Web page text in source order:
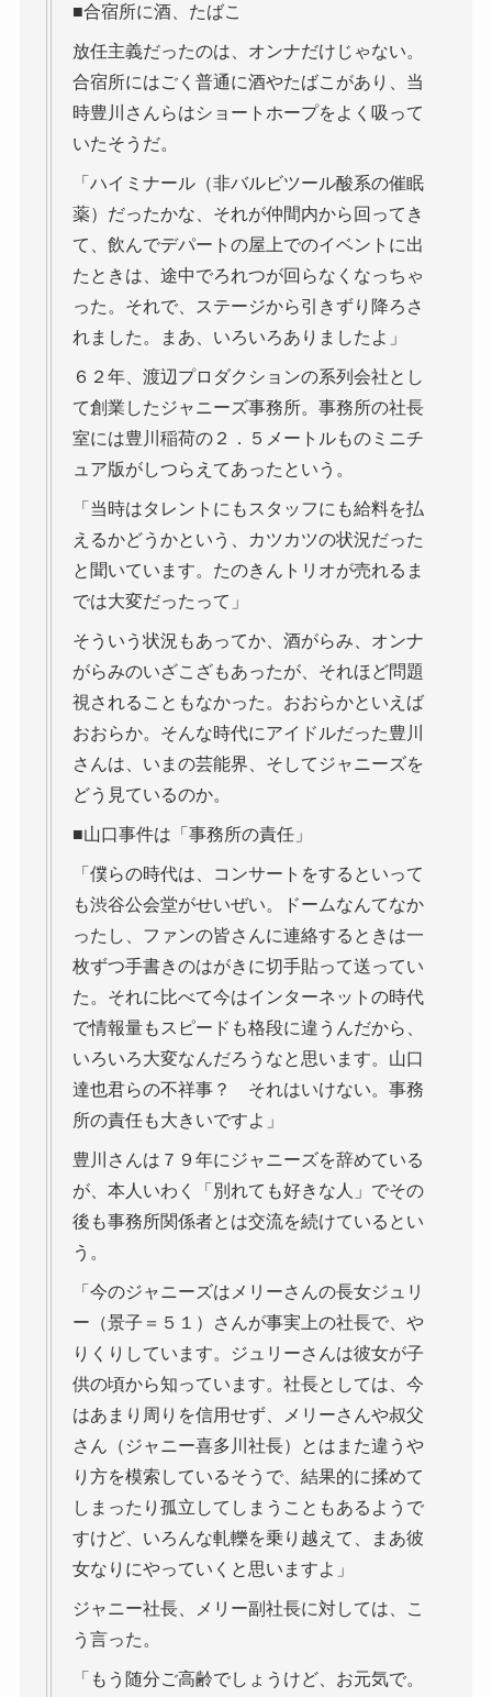
■合宿所に酒、たばこ
放任主義だったのは、オンナだけじゃない。
合宿所にはごく普通に酒やたばこがあり、当
時豊川さんらはショートホープをよく吸って
いたそうだ。
「ハイミナール（非バルビツール酸系の催眠
薬）だったかな、それが仲間内から回ってき
て、飲んでデパートの屋上でのイベントに出
たときは、途中でろれつが回らなくなっちゃ
った。それで、ステージから引きずり降ろさ
れました。まあ、いろいろありましたよ」
６２年、渡辺プロダクションの系列会社とし
て創業したジャニーズ事務所。事務所の社長
室には豊川稲荷の２．５メートルものミニチ
ュア版がしつらえてあったという。
「当時はタレントにもスタッフにも給料を払
えるかどうかという、カツカツの状況だった
と聞いています。たのきんトリオが売れるま
では大変だったって」
そういう状況もあってか、酒がらみ、オンナ
がらみのいざこざもあったが、それほど問題
視されることもなかった。おおらかといえば
おおらか。そんな時代にアイドルだった豊川
さんは、いまの芸能界、そしてジャニーズを
どう見ているのか。
■山口事件は「事務所の責任」
「僕らの時代は、コンサートをするといって
も渋谷公会堂がせいぜい。ドームなんてなか
ったし、ファンの皆さんに連絡するときは一
枚ずつ手書きのはがきに切手貼って送ってい
た。それに比べて今はインターネットの時代
で情報量もスピードも格段に違うんだから、
いろいろ大変なんだろうなと思います。山口
達也君らの不祥事？ それはいけない。事務
所の責任も大きいですよ」
豊川さんは７９年にジャニーズを辞めている
が、本人いわく「別れても好きな人」でその
後も事務所関係者とは交流を続けているとい
う。
「今のジャニーズはメリーさんの長女ジュリ
ー（景子＝５１）さんが事実上の社長で、や
りくりしています。ジュリーさんは彼女が子
供の頃から知っています。社長としては、今
はあまり周りを信用せず、メリーさんや叔父
さん（ジャニー喜多川社長）とはまた違うや
り方を模索しているそうで、結果的に揉めて
しまったり孤立してしまうこともあるようで
すけど、いろんな軋轢を乗り越えて、まあ彼
女なりにやっていくと思いますよ」
ジャニー社長、メリー副社長に対しては、こ
う言った。
「もう随分ご高齢でしょうけど、お元気で。